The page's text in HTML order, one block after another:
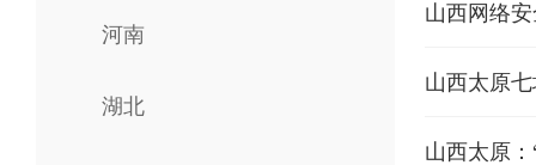
河南
湖北
山西网络
山西太原
山西太原